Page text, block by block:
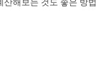
산해보는 것도 좋은 방법